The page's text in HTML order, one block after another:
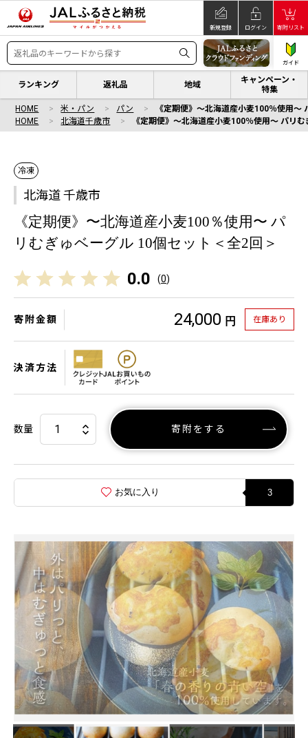
新規登録 ログイン 寄附リスト
ガイド
ランキング 返礼品 地域
キャンペーン・
特集
HOME 米・パン パン
《定期便》〜北海道産小麦100％使用
HOME
北海道千歳市 《定期便》〜北海道産小麦100％使用〜 パリ
冷凍
北海道 千歳市
《定期便》〜北海道産小麦100％使用〜 パ
リむぎゅベーグル 10個セット＜全2回＞
0.0 (0)
寄附金額 24,000 円 在庫あり
決済方法
数量 寄附をする
お気に入り 3